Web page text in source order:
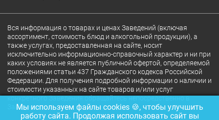
Вся информация о товарах и ценах Заведений (включая
ассортимент, стоимость блюд и алкогольной продукции), а
также услугах, предоставленная на сайте, носит
исключительно информационно-справочный характер и ни при
каких условиях не является публичной офертой, определяемой
положениями статьи 437 Гражданского кодекса Российской
Федерации. Для получения подробной информации о наличии и
стоимости указанных на сайте товаров и/или услуг
конкретного Заведения обращайтесь непосредственно в
Заведение.
Мы используем файлы cookies 🍪, чтобы улучшить
работу сайта. Продолжая использовать сайт вы